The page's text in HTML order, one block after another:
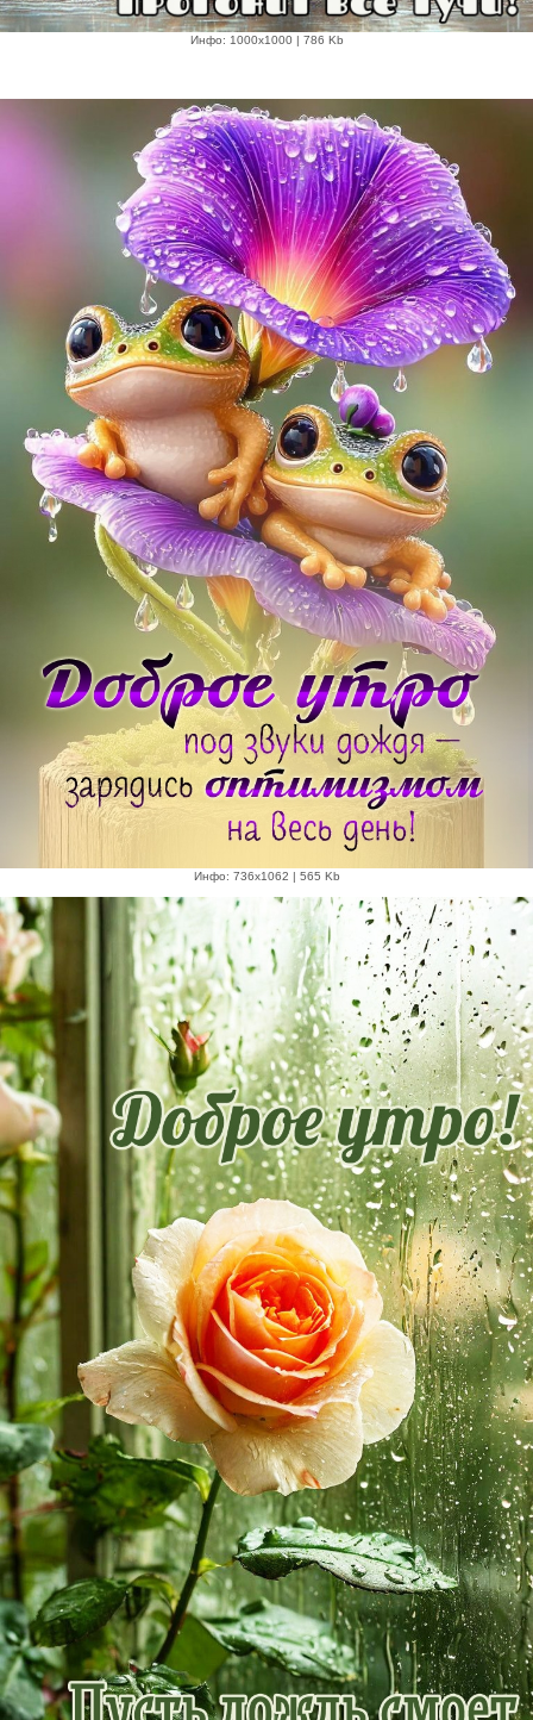
Инфо: 1000х1000 | 786 Kb
Инфо: 736х1062 | 565 Kb